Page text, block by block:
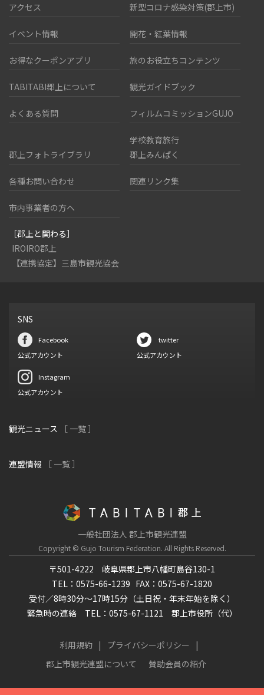
アクセス 新型コロナ感染対策(郡上市)
イベント情報 開花・紅葉情報
お得なクーポンアプリ 旅のお役立ちコンテンツ
TABITABI郡上について 観光ガイドブック
よくある質問 フィルムコミッションGUJO
郡上フォトライブラリ
学校教育旅行
郡上みんぱく
各種お問い合わせ 関連リンク集
市内事業者の方へ
［郡上と関わる］
IROIRO郡上
【連携協定】三島市観光協会
SNS
Facebook
公式アカウント
twitter
公式アカウント
Instagram
公式アカウント
観光ニュース ［ 一覧 ］
連盟情報 ［ 一覧 ］
一般社団法人 郡上市観光連盟
Copyright © Gujo Tourism Federation. All Rights Reserved.
〒501-4222 岐阜県郡上市八幡町島谷130-1
TEL：0575-66-1239 FAX：0575-67-1820
受付／8時30分～17時15分（土日祝・年末年始を除く）
緊急時の連絡 TEL：0575-67-1121 郡上市役所（代）
利用規約
プライバシーポリシー
郡上市観光連盟について
賛助会員の紹介